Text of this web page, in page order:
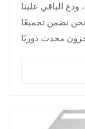
نضمن تجميعًا